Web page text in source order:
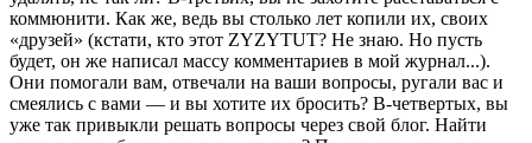
коммюнити. Как же, ведь вы столько лет копили их, своих
«друзей» (кстати, кто этот ZYZYTUT? Не знаю. Но пусть
будет, он же написал массу комментариев в мой журнал...).
Они помогали вам, отвечали на ваши вопросы, ругали вас и
смеялись с вами — и вы хотите их бросить? В-четвертых, вы
уже так привыкли решать вопросы через свой блог. Найти